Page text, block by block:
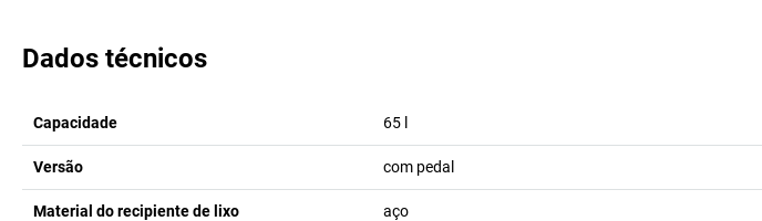
Dados técnicos
Capacidade 65
Versão com pedal
Material do recipiente de lixo aço